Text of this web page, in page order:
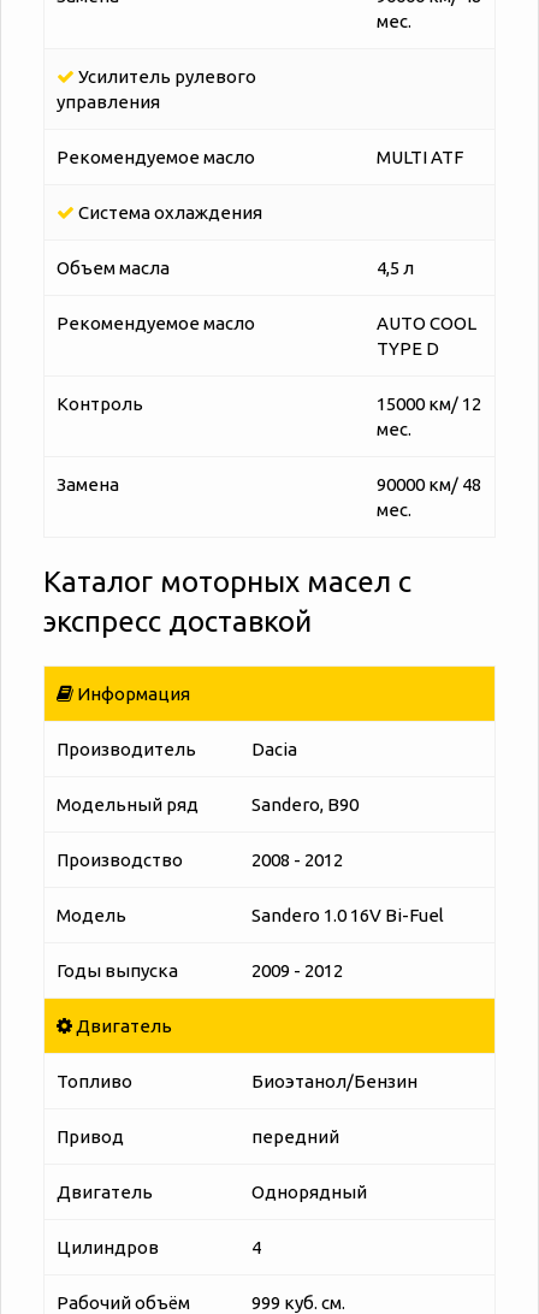
мес.
Усилитель рулевого
управления
Рекомендуемое масло MULTI ATF
Система охлаждения
Объем масла 4,5 л
Рекомендуемое масло
AUTO COOL
TYPE D
Контроль
15000 км/ 12
мес.
Замена
90000 км/ 48
мес.
Каталог моторных масел с
экспресс доставкой
Информация
Производитель Dacia
Модельный ряд Sandero, B90
Производство 2008 - 2012
Модель Sandero 1.0 16V Bi-Fuel
Годы выпуска 2009 - 2012
Двигатель
Топливо Биоэтанол/Бензин
Привод передний
Двигатель Однорядный
Цилиндров 4
Рабочий объём 999 куб. см.